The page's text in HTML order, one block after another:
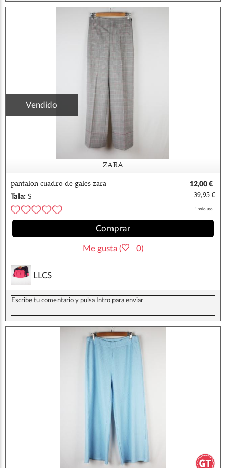
Vendido
ZARA
pantalon cuadro de gales zara
12,00 €
Talla: S 39,95 €
1 solo uso
Comprar
Me gusta ( 0)
LLCS